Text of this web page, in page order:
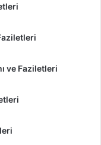
ve Faziletleri